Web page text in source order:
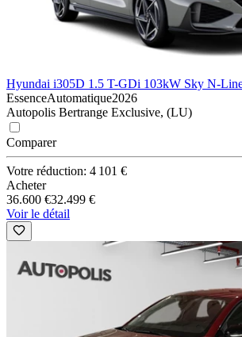
Hyundai i305D 1.5 T-GDi 103kW Sky N-
EssenceAutomatique2026
Autopolis Bertrange Exclusive, (LU)
Comparer
Votre réduction: 4 101 €
Acheter
36.600 €32.499 €
Voir le détail